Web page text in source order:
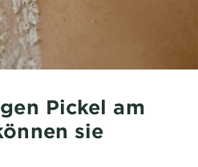
Pickel am
sie